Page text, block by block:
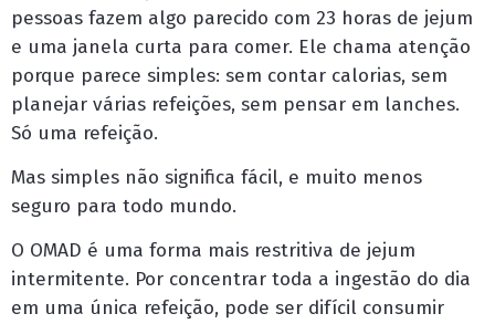
pessoas fazem algo parecido com 23 horas de jejum
e uma janela curta para comer. Ele chama atenção
porque parece simples: sem contar calorias, sem
planejar várias refeições, sem pensar em lanches.
Só uma refeição.
Mas simples não significa fácil, e muito menos
seguro para todo mundo.
O OMAD é uma forma mais restritiva de jejum
intermitente. Por concentrar toda a ingestão do dia
em uma única refeição, pode ser difícil consumir